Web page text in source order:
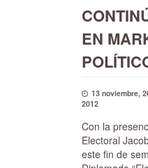
EN
13 noviembre,
2012
Con la
Electoral
este fin de